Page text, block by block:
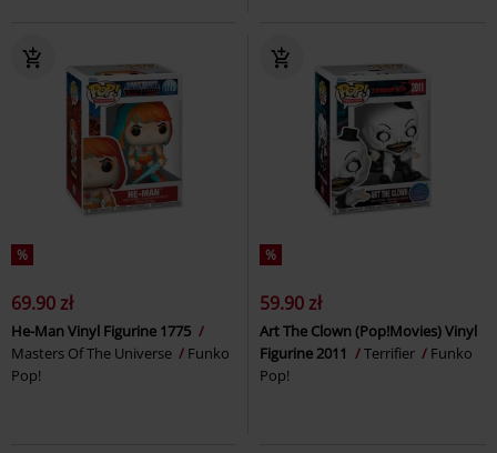
%
69.90 zł
He-Man Vinyl Figurine 1775
Masters Of The Universe
Funko
Pop!
%
59.90 zł
Art The Clown (Pop!Movies) Vinyl
Figurine 2011
Terrifier
Funko
Pop!